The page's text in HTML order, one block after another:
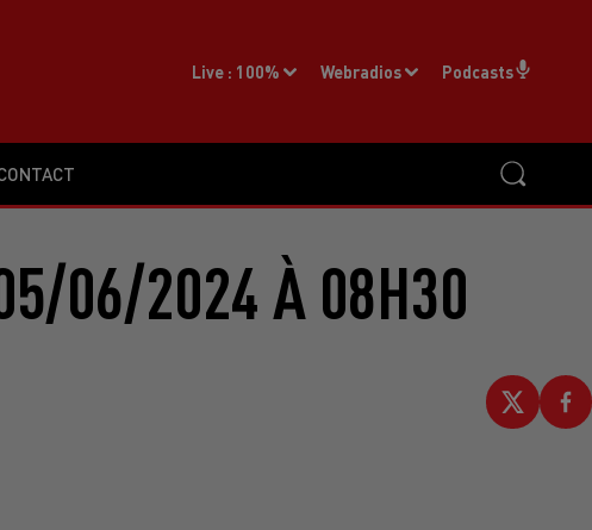
Live : 100% Webradios Podcasts
06/2024 À 08H30